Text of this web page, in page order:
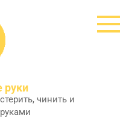
руки
чинить и